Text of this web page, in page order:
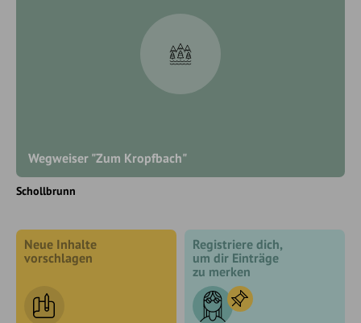
Wegweiser "Zum Kropfbach"
Schollbrunn
Neue Inhalte
vorschlagen
Registriere dich,
um dir Einträge
zu merken